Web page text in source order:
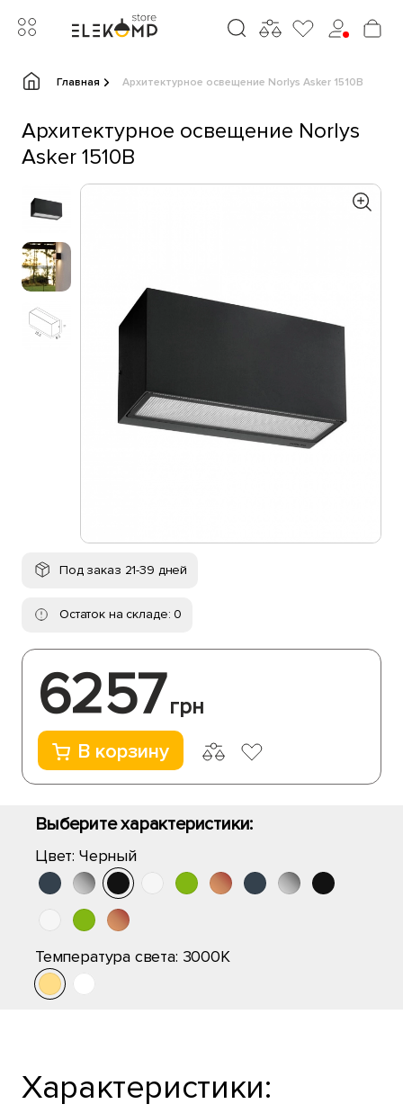
Главная Архитектурное освещение Norlys Asker 1510B
Архитектурное освещение Norlys
Asker 1510B
Под заказ 21-39 дней
Остаток на складе: 0
6257грн
В корзину
Выберите характеристики:
Цвет: Черный
Температура света: 3000K
Характеристики: